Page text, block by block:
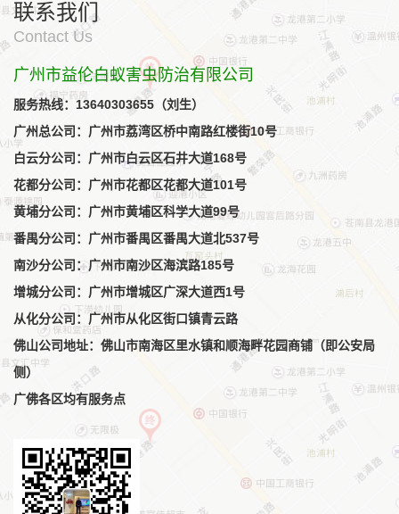
联系我们
Contact Us
广州市益伦白蚁害虫防治有限公司
服务热线：13640303655（刘生）
广州总公司：广州市荔湾区桥中南路红楼街10号
白云分公司：广州市白云区石井大道168号
花都分公司：广州市花都区花都大道101号
黄埔分公司：广州市黄埔区科学大道99号
番禺分公司：广州市番禺区番禺大道北537号
南沙分公司：广州市南沙区海滨路185号
增城分公司：广州市增城区广深大道西1号
从化分公司：广州市从化区街口镇青云路
佛山公司地址：佛山市南海区里水镇和顺海畔花园商铺（即公安局
侧）
广佛各区均有服务点